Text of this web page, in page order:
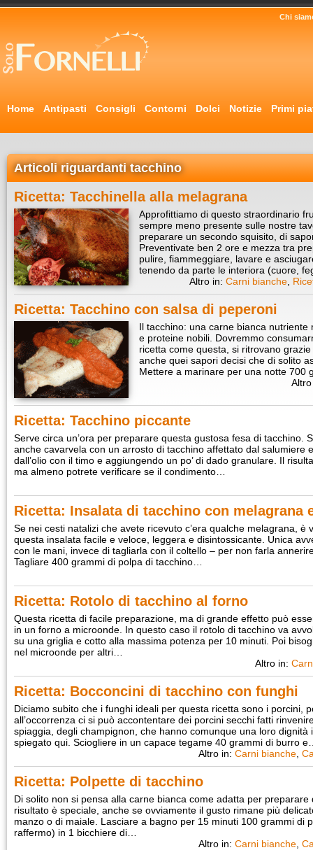
Chi
Home Antipasti Consigli Contorni Dolci Notizie Primi
Articoli riguardanti tacchino
Ricetta: Tacchinella alla melagrana
Approfittiamo di questo straordinario
sempre meno presente sulle nostre
preparare un secondo squisito, di
Preventivate ben 2 ore e mezza tra
pulire, fiammeggiare, lavare e
tenendo da parte le interiora (cuore,
Altro in: Carni bianche
Ricetta: Tacchino con salsa di peperoni
Il tacchino: una carne bianca
e proteine nobili. Dovremmo
ricetta come questa, si ritrovano
anche quei sapori decisi che di solito
Mettere a marinare per una notte 700
Ricetta: Tacchino piccante
Serve circa un’ora per preparare questa gustosa fesa di tacchino.
anche cavarvela con un arrosto di tacchino affettato dal salumiere
dall’olio con il timo e aggiungendo un po’ di dado granulare. Il
ma almeno potrete verificare se il condimento…
Ricetta: Insalata di tacchino con melagrana
Se nei cesti natalizi che avete ricevuto c’era qualche melagrana, è
questa insalata facile e veloce, leggera e disintossicante. Unica
con le mani, invece di tagliarla con il coltello – per non farla
Tagliare 400 grammi di polpa di tacchino…
Ricetta: Rotolo di tacchino al forno
Questa ricetta di facile preparazione, ma di grande effetto può
in un forno a microonde. In questo caso il rotolo di tacchino va
su una griglia e cotto alla massima potenza per 10 minuti. Poi
nel microonde per altri…
Altro in:
Ricetta: Bocconcini di tacchino con funghi
Diciamo subito che i funghi ideali per questa ricetta sono i porcini,
all’occorrenza ci si può accontentare dei porcini secchi fatti
spiaggia, degli champignon, che hanno comunque una loro dignità
spiegato qui. Sciogliere in un capace tegame 40 grammi di burro
Altro in: Carni bianche
Ricetta: Polpette di tacchino
Di solito non si pensa alla carne bianca come adatta per preparare
risultato è speciale, anche se ovviamente il gusto rimane più
manzo o di maiale. Lasciare a bagno per 15 minuti 100 grammi di
raffermo) in 1 bicchiere di…
Altro in: Carni bianche